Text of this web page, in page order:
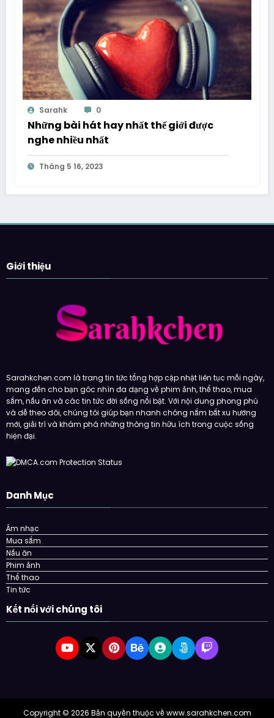
Sarahk 0
Những bài hát hay nhất thế giới được
nghe nhiều nhất
Tháng 5 16, 2023
Giới thiệu
Sarahkchen.com là trang tin tức tổng hợp cập nhật liên tục mỗi ngày,
mang đến cho bạn góc nhìn đa dạng về phim ảnh, thể thao, mua
sắm, nấu ăn và các tin tức đời sống nổi bật. Với nội dung phong phú
và dễ theo dõi, chúng tôi giúp bạn nhanh chóng nắm bắt xu hướng
mới, giải trí và khám phá những thông tin hữu ích trong cuộc sống
hiện đại.
Danh Mục
Âm nhạc
Mua sắm
Nấu ăn
Phim ảnh
Thể thao
Tin tức
Kết nối với chúng tôi
Copyright © 2026 Bản quyền thuộc về www.sarahkchen.com